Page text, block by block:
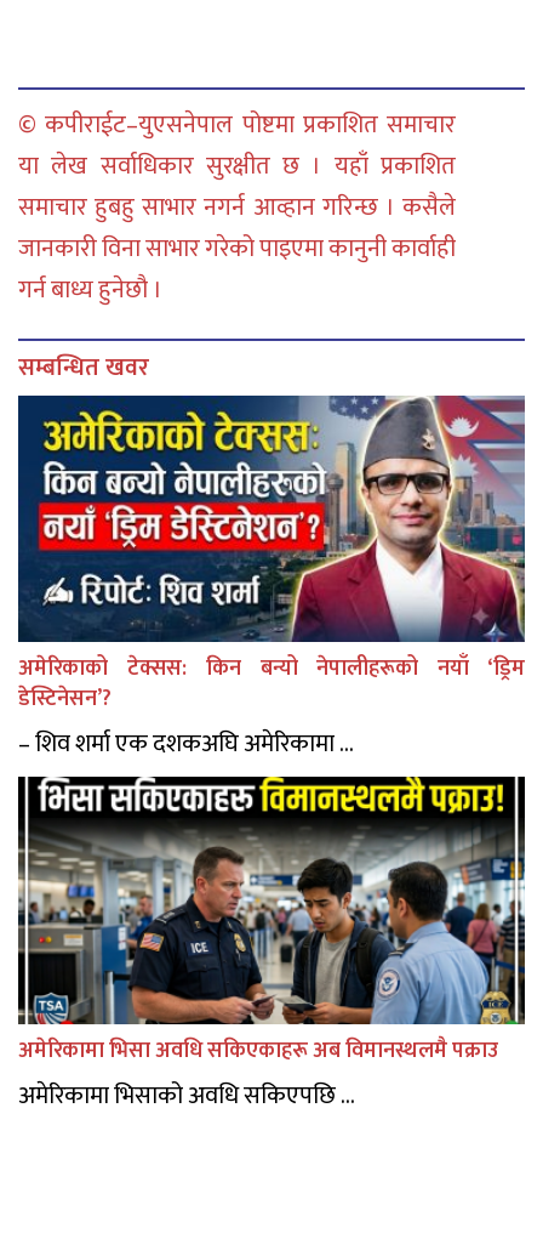
© कपीराईट–युएसनेपाल पोष्टमा प्रकाशित समाचार
या लेख सर्वाधिकार सुरक्षीत छ । यहाँ प्रकाशित
समाचार हुबहु साभार नगर्न आव्हान गरिन्छ । कसैले
जानकारी विना साभार गरेको पाइएमा कानुनी कार्वाही
गर्न बाध्य हुनेछौ ।
सम्बन्धित खवर
अमेरिकाको टेक्सस: किन बन्यो नेपालीहरूको नयाँ ‘ड्रिम
डेस्टिनेसन’?
– शिव शर्मा एक दशकअघि अमेरिकामा ...
अमेरिकामा भिसा अवधि सकिएकाहरू अब विमानस्थलमै पक्राउ
अमेरिकामा भिसाको अवधि सकिएपछि ...